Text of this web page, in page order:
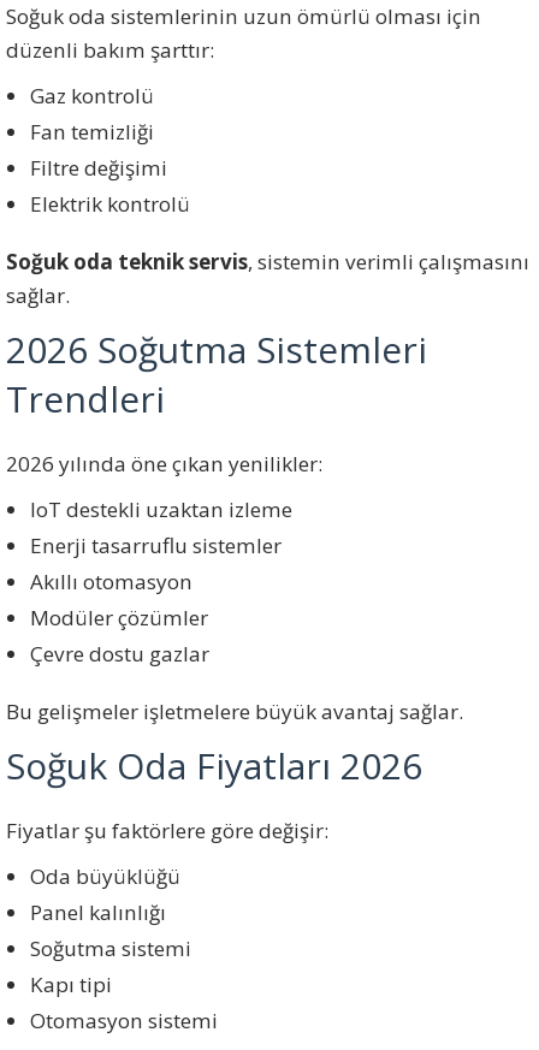
Soğuk oda sistemlerinin uzun ömürlü olması için
düzenli bakım şarttır:
Gaz kontrolü
Fan temizliği
Filtre değişimi
Elektrik kontrolü
Soğuk oda teknik servis, sistemin verimli çalışmasını
sağlar.
2026 Soğutma Sistemleri
Trendleri
2026 yılında öne çıkan yenilikler:
IoT destekli uzaktan izleme
Enerji tasarruflu sistemler
Akıllı otomasyon
Modüler çözümler
Çevre dostu gazlar
Bu gelişmeler işletmelere büyük avantaj sağlar.
Soğuk Oda Fiyatları 2026
Fiyatlar şu faktörlere göre değişir:
Oda büyüklüğü
Panel kalınlığı
Soğutma sistemi
Kapı tipi
Otomasyon sistemi